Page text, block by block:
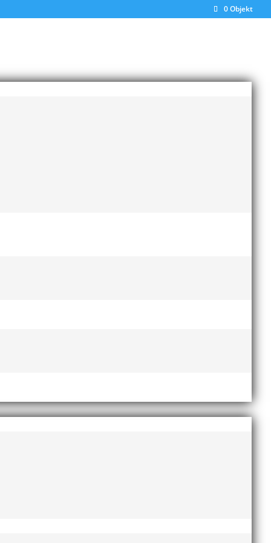
0 Objekt
sammanhållningen i en stor klubb med många
och föräldrar.
Vi erbjuder distanserna 5 KM och 10 KM.